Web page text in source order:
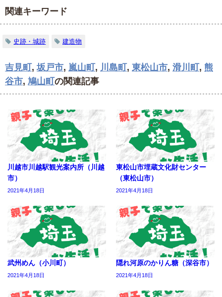
関連キーワード
史跡・城跡 建造物
吉見町 ,坂戸市, 嵐山町 , 川島町 , 東松山市, 滑川町 , 熊
谷市, 鳩山町 の関連記事
川越市川越駅観光案内所（川越
市）
2021年4月18日
東松山市埋蔵文化財センター
（東松山市）
2021年4月18日
武州めん（小川町）
2021年4月18日
隠れ河原のかりん糖（深谷市）
2021年4月18日